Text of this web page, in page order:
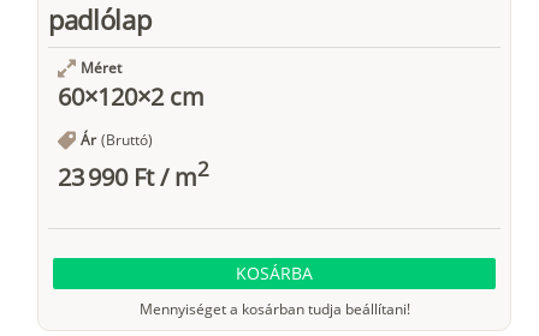
padlólap
Méret
60×120×2 cm
Ár (Bruttó)
23 990 Ft/m2
KOSÁRBA
Mennyiséget a kosárban tudja beállítani!